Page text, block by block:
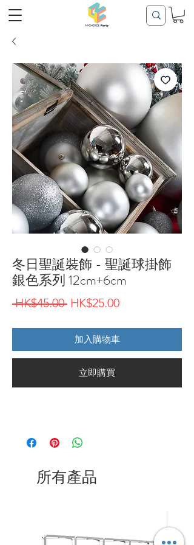
冬日聖誕裝飾 - 聖誕球掛飾
銀色系列 12cm+6cm
HK$45.00 一
價
格
HK$25.00促
價
格
加入購物車
立即購買
所有產品